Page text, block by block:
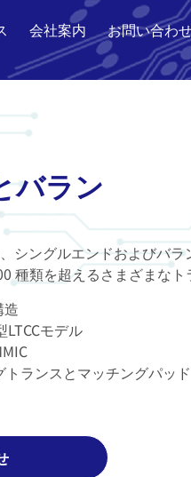
会社案内 お問い合わ
バラン
シングルエンドおよびバ
種類を超えるさまざまな
モデル
ランスとマッチングパッド